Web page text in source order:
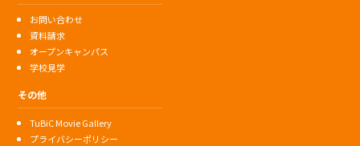
お問い合わせ
資料請求
オープンキャンパス
学校見学
その他
TuBiC Movie Gallery
プライバシーポリシー